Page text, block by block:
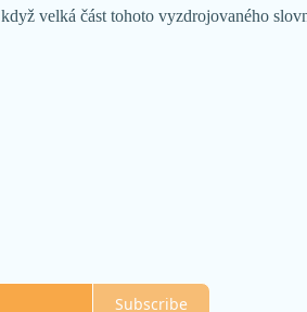
velká část tohoto vyzdrojovaného
Subscribe